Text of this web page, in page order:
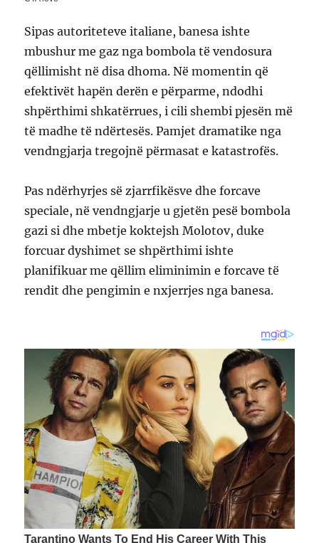
Sipas autoriteteve italiane, banesa ishte
mbushur me gaz nga bombola të vendosura
qëllimisht në disa dhoma. Në momentin që
efektivët hapën derën e përparme, ndodhi
shpërthimi shkatërrues, i cili shembi pjesën më
të madhe të ndërtesës. Pamjet dramatike nga
vendngjarja tregojnë përmasat e katastrofës.
Pas ndërhyrjes së zjarrfikësve dhe forcave
speciale, në vendngjarje u gjetën pesë bombola
gazi si dhe mbetje koktejsh Molotov, duke
forcuar dyshimet se shpërthimi ishte
planifikuar me qëllim eliminimin e forcave të
rendit dhe pengimin e nxjerrjes nga banesa.